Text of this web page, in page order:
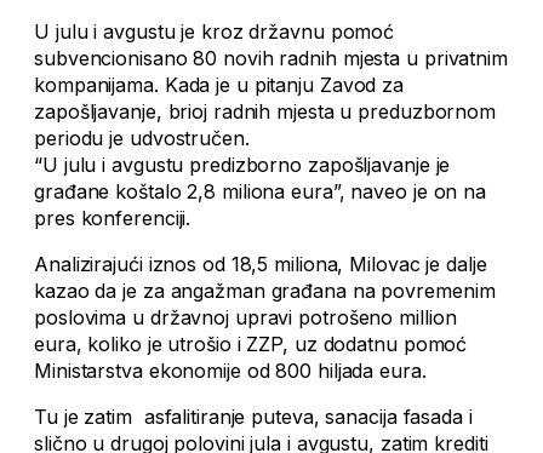
U julu i avgustu je kroz državnu pomoć
subvencionisano 80 novih radnih mjesta u privatnim
kompanijama. Kada je u pitanju Zavod za
zapošljavanje, brioj radnih mjesta u preduzbornom
periodu je udvostručen.
“U julu i avgustu predizborno zapošljavanje je
građane koštalo 2,8 miliona eura”, naveo je on na
pres konferenciji.
Analizirajući iznos od 18,5 miliona, Milovac je dalje
kazao da je za angažman građana na povremenim
poslovima u državnoj upravi potrošeno million
eura, koliko je utrošio i ZZP, uz dodatnu pomoć
Ministarstva ekonomije od 800 hiljada eura.
Tu je zatim asfalitiranje puteva, sanacija fasada i
slično u drugoj polovini jula i avgustu, zatim krediti